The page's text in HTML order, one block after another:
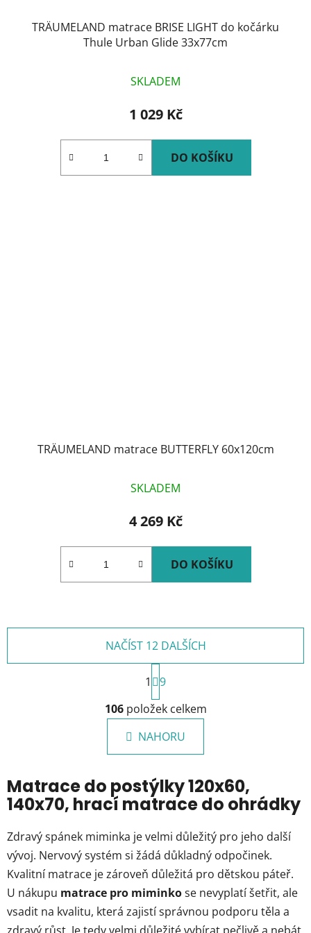
TRÄUMELAND matrace BRISE LIGHT do kočárku
Thule Urban Glide 33x77cm
SKLADEM
1 029 Kč
DO KOŠÍKU
TRÄUMELAND matrace BUTTERFLY 60x120cm
SKLADEM
4 269 Kč
DO KOŠÍKU
O
v
l
á
d
a
c
í
r
v
k
y
v
ý
p
NAČÍST 12 DALŠÍCH
S
t
r
á
n
k
á
n
í
1
9
106položek celkem
NAHORU
Matrace do postýlky 120x60,
140x70, hrací matrace do ohrádky
Zdravý spánek miminka je velmi důležitý pro jeho další
vývoj. Nervový systém si žádá důkladný odpočinek.
Kvalitní matrace je zároveň důležitá pro dětskou páteř.
U nákupu matrace pro miminkose nevyplatí šetřit, ale
vsadit na kvalitu, která zajistí správnou podporu těla a